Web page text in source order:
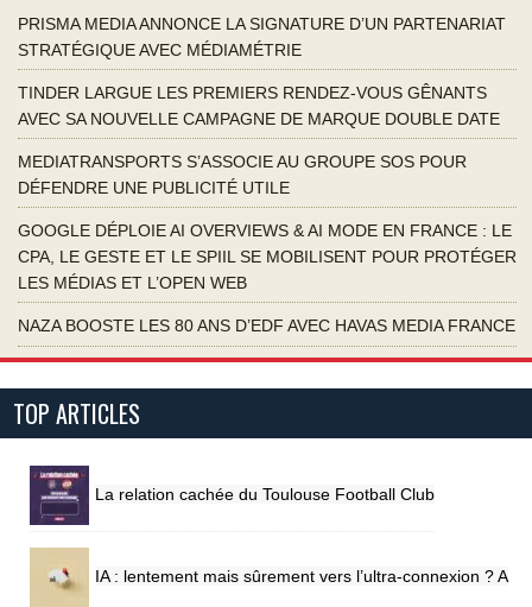
PRISMA MEDIA ANNONCE LA SIGNATURE D’UN PARTENARIAT
STRATÉGIQUE AVEC MÉDIAMÉTRIE
TINDER LARGUE LES PREMIERS RENDEZ-VOUS GÊNANTS
AVEC SA NOUVELLE CAMPAGNE DE MARQUE DOUBLE DATE
MEDIATRANSPORTS S’ASSOCIE AU GROUPE SOS POUR
DÉFENDRE UNE PUBLICITÉ UTILE
GOOGLE DÉPLOIE AI OVERVIEWS & AI MODE EN FRANCE : LE
CPA, LE GESTE ET LE SPIIL SE MOBILISENT POUR PROTÉGER
LES MÉDIAS ET L’OPEN WEB
NAZA BOOSTE LES 80 ANS D’EDF AVEC HAVAS MEDIA FRANCE
TOP ARTICLES
La relation cachée du Toulouse Football Club
IA : lentement mais sûrement vers l’ultra-connexion ? A